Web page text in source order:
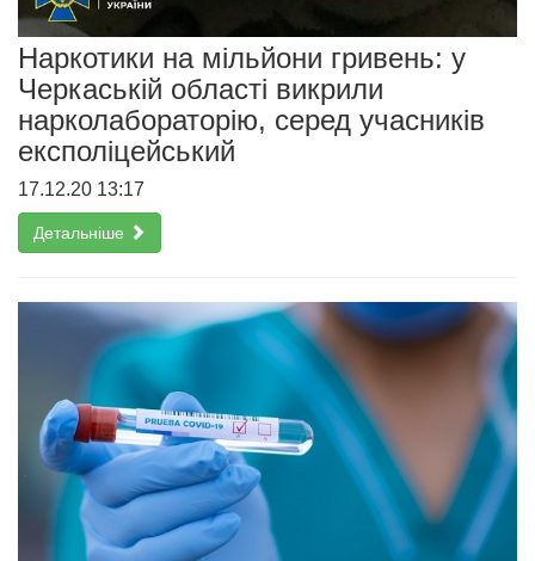
Наркотики на мільйони гривень: у
Черкаській області викрили
нарколабораторію, серед учасників
експоліцейський
17.12.20 13:17
Детальніше